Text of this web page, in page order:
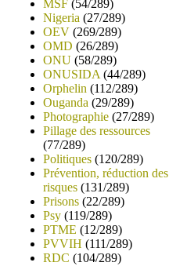
MSF (54/289)
Nigeria (27/289)
OEV (269/289)
OMD (26/289)
ONU (58/289)
ONUSIDA (44/289)
Orphelin (112/289)
Ouganda (29/289)
Photographie (27/289)
Pillage des ressources
(77/289)
Politiques (120/289)
Prévention, réduction des
risques (131/289)
Prisons (22/289)
Psy (119/289)
PTME (12/289)
PVVIH (111/289)
RDC (104/289)